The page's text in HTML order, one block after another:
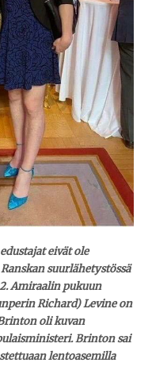
eivät ole
suurlähetystössä
Amiraalin pukuun
Richard) Levine on
oli kuvan
Brinton sai
lentoasemilla